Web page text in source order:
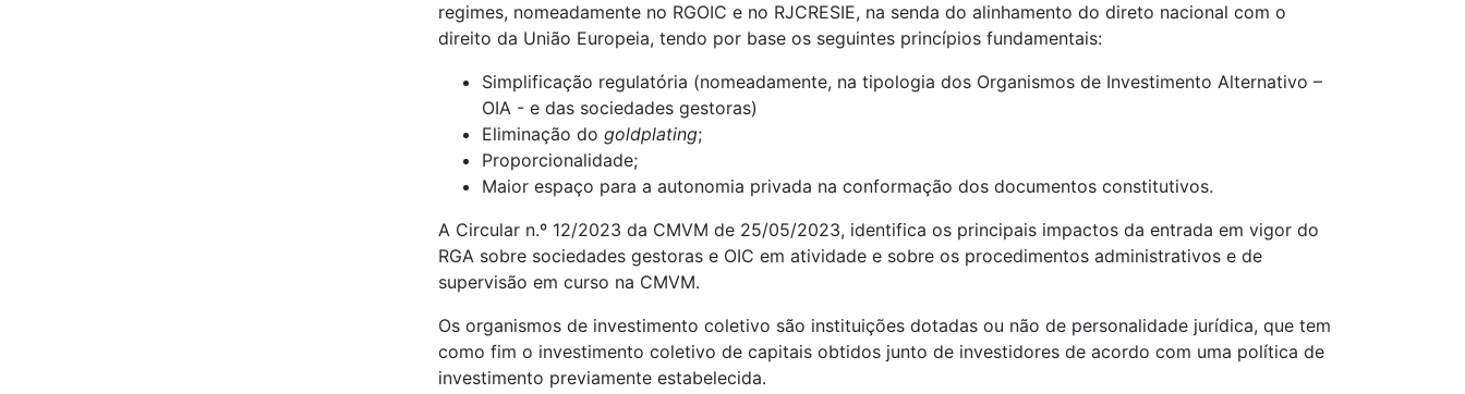
regimes, nomeadamente no RGOIC e no RJCRESIE, na senda do alinhamento do direto nacional com o
direito da União Europeia, tendo por base os seguintes princípios fundamentais:
Simplificação regulatória (nomeadamente, na tipologia dos Organismos de Investimento Alternativo –
OIA - e das sociedades gestoras)
Eliminação do goldplating;
Proporcionalidade;
Maior espaço para a autonomia privada na conformação dos documentos constitutivos.
A Circular n.º 12/2023 da CMVM de 25/05/2023, identifica os principais impactos da entrada em vigor do
RGA sobre sociedades gestoras e OIC em atividade e sobre os procedimentos administrativos e de
supervisão em curso na CMVM.
Os organismos de investimento coletivo são instituições dotadas ou não de personalidade jurídica, que tem
como fim o investimento coletivo de capitais obtidos junto de investidores de acordo com uma política de
investimento previamente estabelecida.